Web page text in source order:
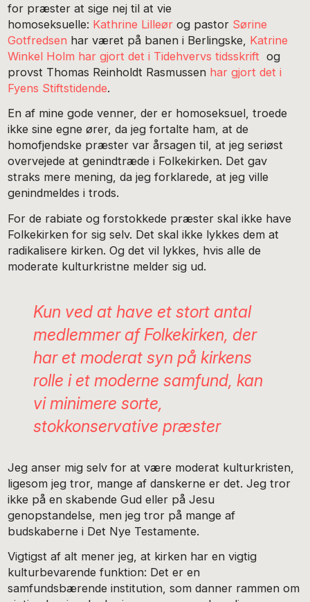
for præster at sige nej til at vie
homoseksuelle: Kathrine Lilleør og pastor Sørine
Gotfredsen har været på banen i Berlingske, Katrine
Winkel Holm har gjort det i Tidehvervs tidsskrift og
provst Thomas Reinholdt Rasmussen har gjort det i
Fyens Stiftstidende.
En af mine gode venner, der er homoseksuel, troede
ikke sine egne ører, da jeg fortalte ham, at de
homofjendske præster var årsagen til, at jeg seriøst
overvejede at genindtræde i Folkekirken. Det gav
straks mere mening, da jeg forklarede, at jeg ville
genindmeldes i trods.
For de rabiate og forstokkede præster skal ikke have
Folkekirken for sig selv. Det skal ikke lykkes dem at
radikalisere kirken. Og det vil lykkes, hvis alle de
moderate kulturkristne melder sig ud.
Kun ved at have et stort antal
medlemmer af Folkekirken, der
har et moderat syn på kirkens
rolle i et moderne samfund, kan
vi minimere sorte,
stokkonservative præster
Jeg anser mig selv for at være moderat kulturkristen,
ligesom jeg tror, mange af danskerne er det. Jeg tror
ikke på en skabende Gud eller på Jesu
genopstandelse, men jeg tror på mange af
budskaberne i Det Nye Testamente.
Vigtigst af alt mener jeg, at kirken har en vigtig
kulturbevarende funktion: Det er en
samfundsbærende institution, som danner rammen om